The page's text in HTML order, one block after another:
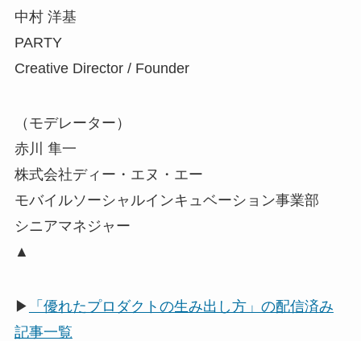
中村 洋基
PARTY
Creative Director / Founder
（モデレーター）
赤川 隼一
株式会社ディー・エヌ・エー
モバイルソーシャルインキュベーション事業部
シニアマネジャー
▲
▶
「優れたプロダクトの生み出し方」の配信済み
記事一覧